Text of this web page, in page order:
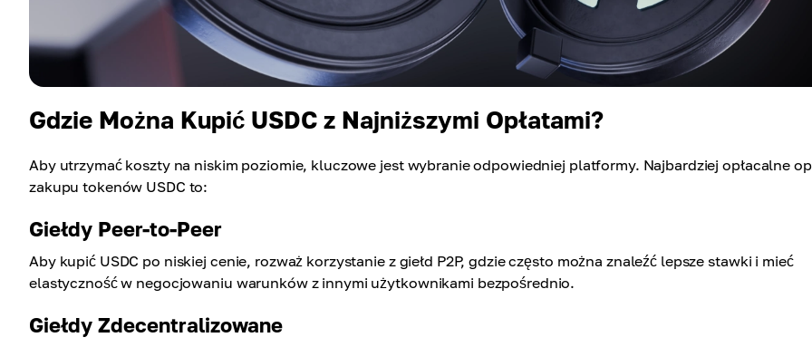
Gdzie Można Kupić USDC z Najniższymi Opłatami?
Aby utrzymać koszty na niskim poziomie, kluczowe jest wybranie odpowiedniej platformy. Najbardziej opłacalne
zakupu tokenów USDC to:
Giełdy Peer-to-Peer
Aby kupić USDC po niskiej cenie, rozważ korzystanie z giełd P2P, gdzie często można znaleźć lepsze stawki i mieć
elastyczność w negocjowaniu warunków z innymi użytkownikami bezpośrednio.
Giełdy Zdecentralizowane